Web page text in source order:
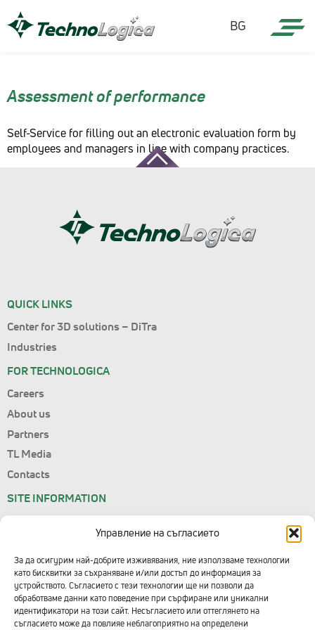
Управление на съгласието
За да осигурим най-добрите изживявания, ние използваме технологии
като бисквитки за съхраняване и/или достъп до информация за
устройството. Съгласието с тези технологии ще ни позволи да
обработваме данни като поведение при сърфиране или уникални
идентификатори на този сайт. Несъгласието или оттеглянето на
съгласието може да повлияе неблагоприятно на определени
BG
Assessment of performance
Self-Service for filling out an electronic evaluation form by
employees and managers in line with company practices.
QUICK LINKS
Center for 3D solutions – DiTra
Industries
FOR TECHNOLOGICA
Careers
About us
Partners
TL Media
Contacts
SITE INFORMATION
Site Map
Terms of Use
Consent Management
CONTACTS WITH TECHNOLOGICA